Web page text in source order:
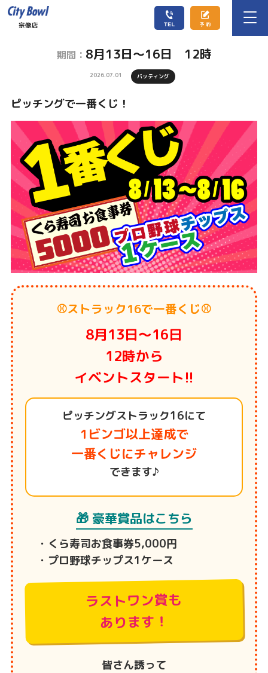
宗像店
期間： 8月13日～16日 12時
2026.07.01 バッティング
ピッチングで一番くじ！
⚾️ストラック16で一番くじ⚾️
8月13日～16日
12時から
イベントスタート!!
ピッチングストラック16にて
1ビンゴ以上達成で
一番くじにチャレンジ
できます♪
🎁 豪華賞品はこちら
・くら寿司お食事券5,000円
・プロ野球チップス1ケース
ラストワン賞も
あります！
皆さん誘って